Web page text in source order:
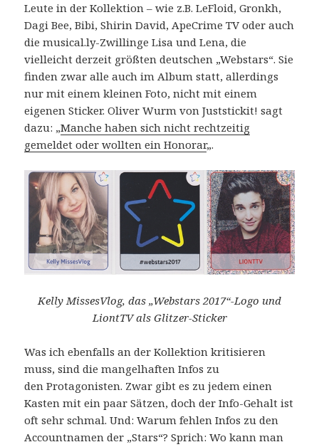
Leute in der Kollektion – wie z.B. LeFloid, Gronkh,
Dagi Bee, Bibi, Shirin David, ApeCrime TV oder auch
die musical.ly-Zwillinge Lisa und Lena, die
vielleicht derzeit größten deutschen „Webstars“. Sie
finden zwar alle auch im Album statt, allerdings
nur mit einem kleinen Foto, nicht mit einem
eigenen Sticker. Oliver Wurm von Juststickit! sagt
dazu: „Manche haben sich nicht rechtzeitig
gemeldet oder wollten ein Honorar„.
Kelly MissesVlog, das „Webstars 2017“-Logo und
LiontTV als Glitzer-Sticker
Was ich ebenfalls an der Kollektion kritisieren
muss, sind die mangelhaften Infos zu
den Protagonisten. Zwar gibt es zu jedem einen
Kasten mit ein paar Sätzen, doch der Info-Gehalt ist
oft sehr schmal. Und: Warum fehlen Infos zu den
Accountnamen der „Stars“? Sprich: Wo kann man